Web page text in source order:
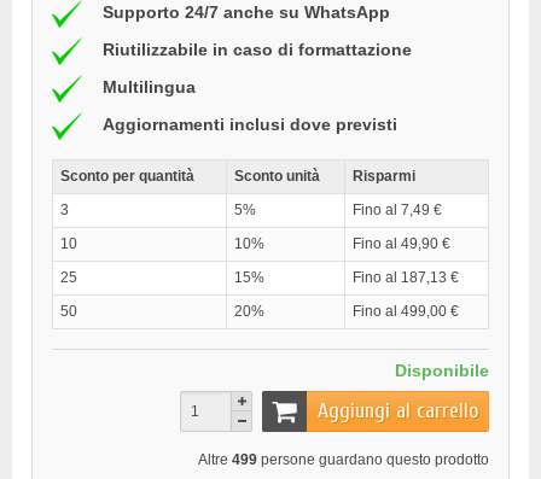
Supporto 24/7 anche su WhatsApp
Riutilizzabile in caso di formattazione
Multilingua
Aggiornamenti inclusi dove previsti
Sconto per quantità Sconto unità
Risparmi
3
5%
Fino al 7,49 €
10
10%
Fino al 49,90 €
25
15%
Fino al 187,13 €
50
20% Fino al 499,00 €
Disponibile
Aggiungi al carrello
Altre 499 persone guardano questo prodotto